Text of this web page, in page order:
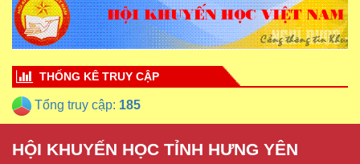
THỐNG KÊ TRUY CẬP
Tổng truy cập: 185
HỘI KHUYẾN HỌC TỈNH HƯNG YÊN